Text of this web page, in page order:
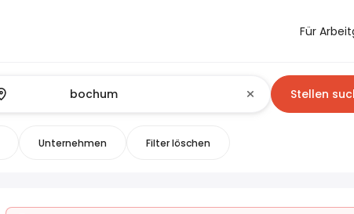
Für
Stellen
Unternehmen Filter löschen